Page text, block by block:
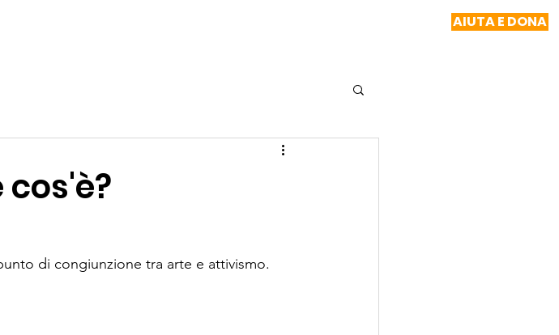
AIUTA E DONA
di congiunzione tra arte e attivismo.